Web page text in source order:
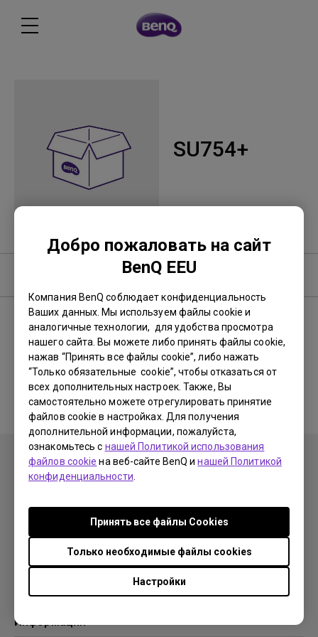
Добро пожаловать на сайт
BenQ EEU
Компания BenQ соблюдает конфиденциальность
Ваших данных. Мы используем файлы cookie и
аналогичные технологии, для удобства просмотра
нашего сайта. Вы можете либо принять файлы cookie,
нажав “Принять все файлы cookie”, либо нажать
“Только обязательные cookie”, чтобы отказаться от
всех дополнительных настроек. Также, Вы
самостоятельно можете отрегулировать принятие
файлов cookie в настройках. Для получения
дополнительной информации, пожалуйста,
ознакомьтесь с нашей Политикой использования
файлов cookie на веб-сайте BenQ инашей Политикой
конфиденциальности
Настройки
Только необходимые файлы cookies
Принять все файлы Сookies
SU754+
Руководство пользователя
Соответствующее
руководство отсутствует
Продукция
Мониторы
Решения
Поддержка
Ресурсы
Информация